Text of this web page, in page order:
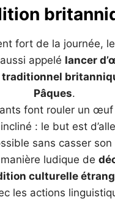
fort de la journée, le
appelé lancer
traditionnel
Pâques.
font rouler un œuf
: le but est
sans casser
ludique de
culturelle
les actions